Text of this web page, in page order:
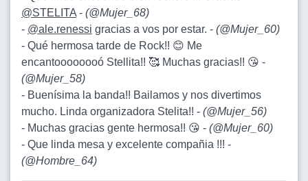
@STELITA - (@Mujer_68)
- @ale.renessi gracias a vos por estar. - (@Mujer_60)
- Qué hermosa tarde de Rock!! 😊 Me
encantoooooooó Stellita!! 🥰 Muchas gracias!! 😘 -
(@Mujer_58)
- Buenísima la banda!! Bailamos y nos divertimos
mucho. Linda organizadora Stelita!! - (@Mujer_56)
- Muchas gracias gente hermosa!! 😘 - (@Mujer_60)
- Que linda mesa y excelente compañia !!! -
(@Hombre_64)